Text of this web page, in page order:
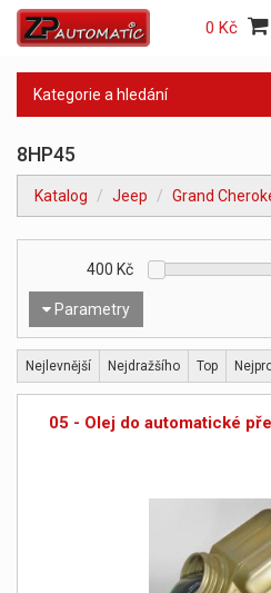
0 Kč
Kategorie a hledání
8HP45
Katalog Jeep Grand
Parametry
400 Kč
Nejlevnější Nejdražšího Top
05 - Olej do automatické